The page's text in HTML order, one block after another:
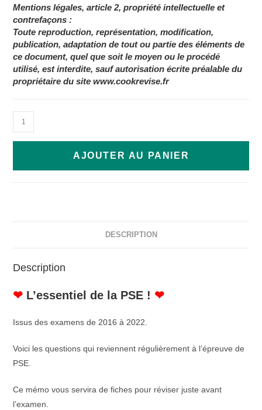
Mentions légales, article 2, propriété intellectuelle et
contrefaçons :
Toute reproduction, représentation, modification,
publication, adaptation de tout ou partie des éléments de
ce document, quel que soit le moyen ou le procédé
utilisé, est interdite, sauf autorisation écrite préalable du
propriétaire du site www.cookrevise.fr
AJOUTER AU PANIER
DESCRIPTION
Description
❤ L’essentiel de la PSE ! ❤
Issus des examens de 2016 à 2022.
Voici les questions qui reviennent régulièrement à l’épreuve de
PSE.
Ce mémo vous servira de fiches pour réviser juste avant
l’examen.